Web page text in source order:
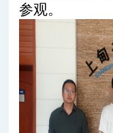
参观。